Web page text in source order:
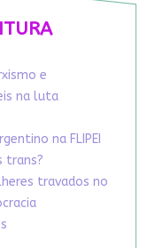
e
na luta
na FLIPEI
trans?
travados no